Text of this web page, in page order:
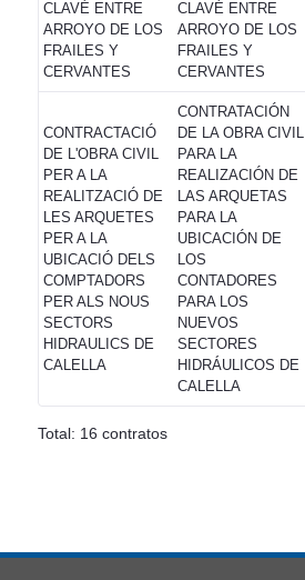
CLAVÉ ENTRE
ARROYO DE LOS
FRAILES Y
CERVANTES
CLAVÉ ENTRE
ARROYO DE LOS
FRAILES Y
CERVANTES
CONTRACTACIÓ
DE L'OBRA CIVIL
PER A LA
REALITZACIÓ DE
LES ARQUETES
PER A LA
UBICACIÓ DELS
COMPTADORS
PER ALS NOUS
SECTORS
HIDRAULICS DE
CALELLA
CONTRATACIÓN
DE LA OBRA CIVIL
PARA LA
REALIZACIÓN DE
LAS ARQUETAS
PARA LA
UBICACIÓN DE
LOS
CONTADORES
PARA LOS
NUEVOS
SECTORES
HIDRÁULICOS DE
CALELLA
Total: 16 contratos